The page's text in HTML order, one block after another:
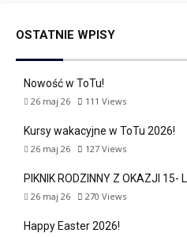
OSTATNIE WPISY
Nowość w ToTu!
26 maj 26 111 Views
Kursy wakacyjne w ToTu 2026!
26 maj 26 127 Views
PIKNIK RODZINNY Z OKAZJI 15- L
26 maj 26 270 Views
Happy Easter 2026!